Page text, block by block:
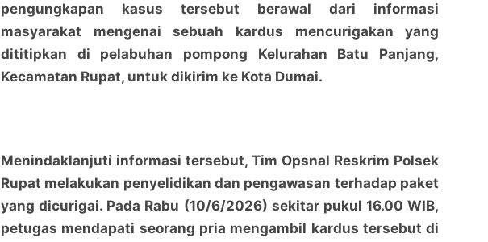
pengungkapan kasus tersebut berawal dari informasi
masyarakat mengenai sebuah kardus mencurigakan yang
dititipkan di pelabuhan pompong Kelurahan Batu Panjang,
Kecamatan Rupat, untuk dikirim ke Kota Dumai.
Menindaklanjuti informasi tersebut, Tim Opsnal Reskrim Polsek
Rupat melakukan penyelidikan dan pengawasan terhadap paket
yang dicurigai. Pada Rabu (10/6/2026) sekitar pukul 16.00 WIB,
petugas mendapati seorang pria mengambil kardus tersebut di